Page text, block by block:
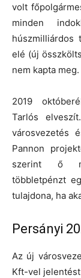
volt
minden
húszmilliárdos
elé (új
nem kapta
2019
Tarlós
városvezetés
Pannon
szerint ő
többletpénzt
tulajdona, ha
Persányi
Az új
Kft-vel